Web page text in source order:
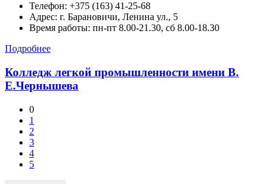
Телефон: +375 (163) 41-25-68
Адрес: г. Барановичи, Ленина ул., 5
Время работы: пн-пт 8.00-21.30, сб 8.00-18.30
Подробнее
Колледж легкой промышленности имени В.
Е.Чернышева
0
1
2
3
4
5